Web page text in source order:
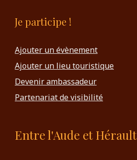
Je participe !
Ajouter un évènement
Ajouter un lieu touristique
Devenir ambassadeur
Partenariat de visibilité
Entre l'Aude et Hérault